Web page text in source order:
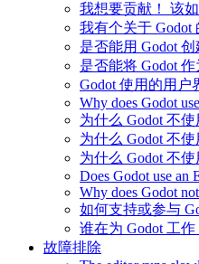
我想要贡献！ 该
我有个关于 Godot
是否能用 Godot
是否能将 Godot 作
Godot 使用的用户
Why does Godot
为什么 Godot 不
为什么 Godot 不使
为什么 Godot 不使
Does Godot use an
Why does Godot
如何支持或参与
谁在为 Godot 工
故障排除